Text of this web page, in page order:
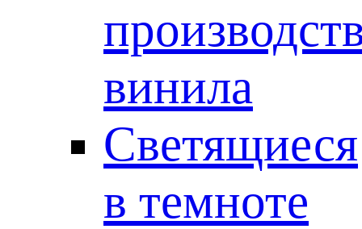
винила
Светящиеся
в темноте